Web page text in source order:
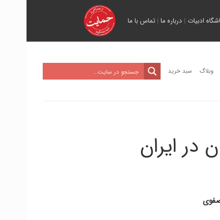
ادبیات | درباره ما |تماس با ما
وبلاگ سبد خرید
در ایران